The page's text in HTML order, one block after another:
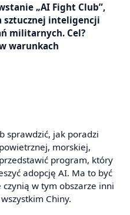
„AI Fight Club”,
inteligencji
militarnych. Cel?
warunkach
sprawdzić, jak poradzi
morskiej,
program, który
adopcję AI. Ma to być
w tym obszarze inni
Chiny.